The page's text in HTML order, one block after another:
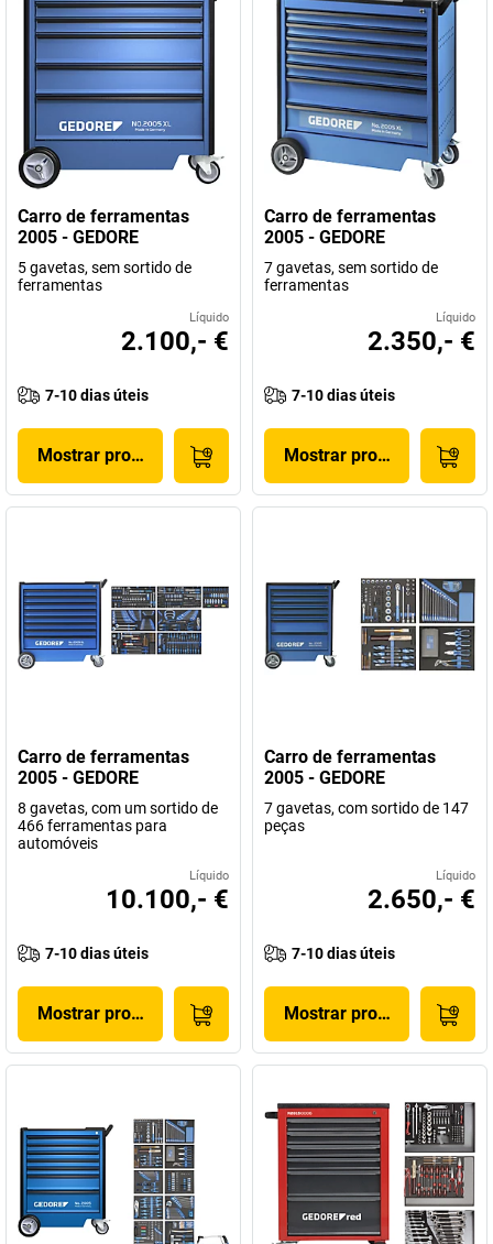
Carro de ferramentas
2005 - GEDORE
5 gavetas, sem sortido de
ferramentas
Líquido
2.100,- €
7-10 dias úteis
Mostrar produto
Carro de ferramentas
2005 - GEDORE
7 gavetas, sem sortido de
ferramentas
Líquido
2.350,- €
7-10 dias úteis
Mostrar produto
Carro de ferramentas
2005 - GEDORE
8 gavetas, com um sortido de
466 ferramentas para
automóveis
Líquido
10.100,- €
7-10 dias úteis
Mostrar produto
Carro de ferramentas
2005 - GEDORE
7 gavetas, com sortido de 147
peças
Líquido
2.650,- €
7-10 dias úteis
Mostrar produto